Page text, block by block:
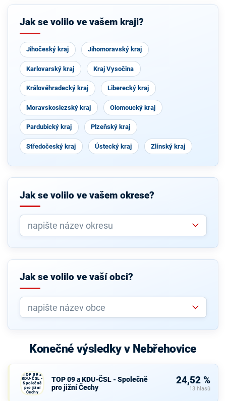
Čechy
cká
Jak se volilo ve vašem kraji?
Jihočeský kraj Jihomoravský kraj
Karlovarský kraj Kraj Vysočina
Královéhradecký kraj Liberecký kraj
Moravskoslezský kraj Olomoucký kraj
Pardubický kraj Plzeňský kraj
Středočeský kraj Ústecký kraj Zlínský kraj
Jak se volilo ve vašem okrese?
Jak se volilo ve vaší obci?
Konečné výsledky v Nebřehovice
TOP 09 a
KDU-ČSL -
Společně
pro jižní
Čechy
TOP 09 a KDU-ČSL - Společně
pro jižní Čechy
24,52 %
13 hlasů